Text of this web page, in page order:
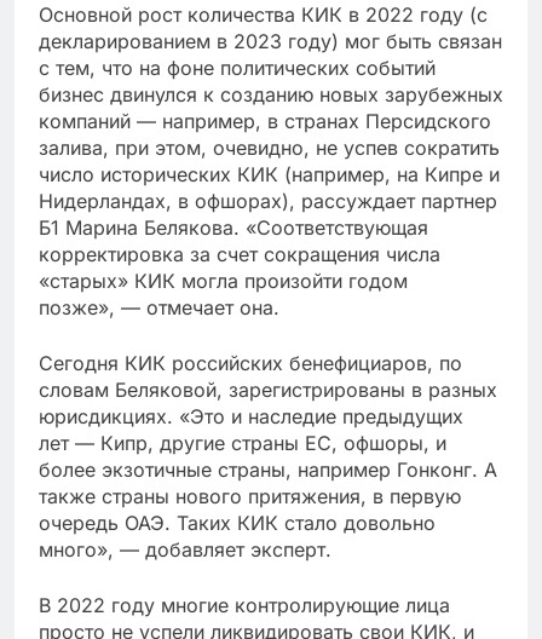
Основной рост количества КИК в 2022 году (с
декларированием в 2023 году) мог быть связан
с тем, что на фоне политических событий
бизнес двинулся к созданию новых зарубежных
компаний — например, в странах Персидского
залива, при этом, очевидно, не успев сократить
число исторических КИК (например, на Кипре и
Нидерландах, в офшорах), рассуждает партнер
Б1 Марина Белякова. «Соответствующая
корректировка за счет сокращения числа
«старых» КИК могла произойти годом
позже», — отмечает она.
Сегодня КИК российских бенефициаров, по
словам Беляковой, зарегистрированы в разных
юрисдикциях. «Это и наследие предыдущих
лет — Кипр, другие страны ЕС, офшоры, и
более экзотичные страны, например Гонконг. А
также страны нового притяжения, в первую
очередь ОАЭ. Таких КИК стало довольно
много», — добавляет эксперт.
В 2022 году многие контролирующие лица
просто не успели ликвидировать свои КИК, и